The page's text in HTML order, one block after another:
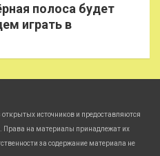
полоса будет
играть в
источников и предоставляются
Права на материалы принадлежат их
за содержание материала не